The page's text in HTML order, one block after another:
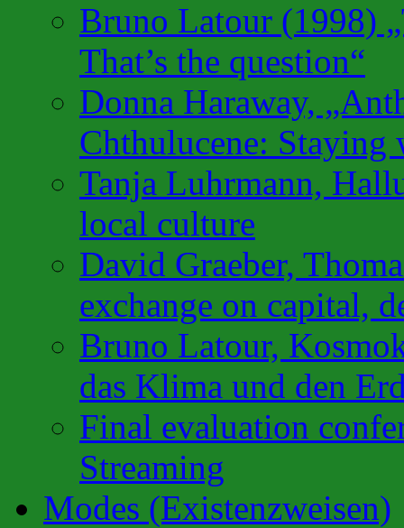
Bruno Latour (1998)
That’s the question“
Donna Haraway,
Chthulucene:
Tanja Luhrmann,
local culture
David Graeber,
exchange on capital,
Bruno Latour,
das Klima und den
Final evaluation
Streaming
Modes (Existenzweisen)